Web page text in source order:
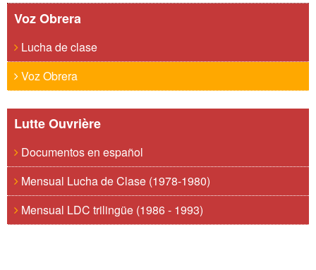
Voz Obrera
Lucha de clase
Voz Obrera
Lutte Ouvrière
Documentos en español
Mensual Lucha de Clase (1978-1980)
Mensual LDC trilingüe (1986 - 1993)